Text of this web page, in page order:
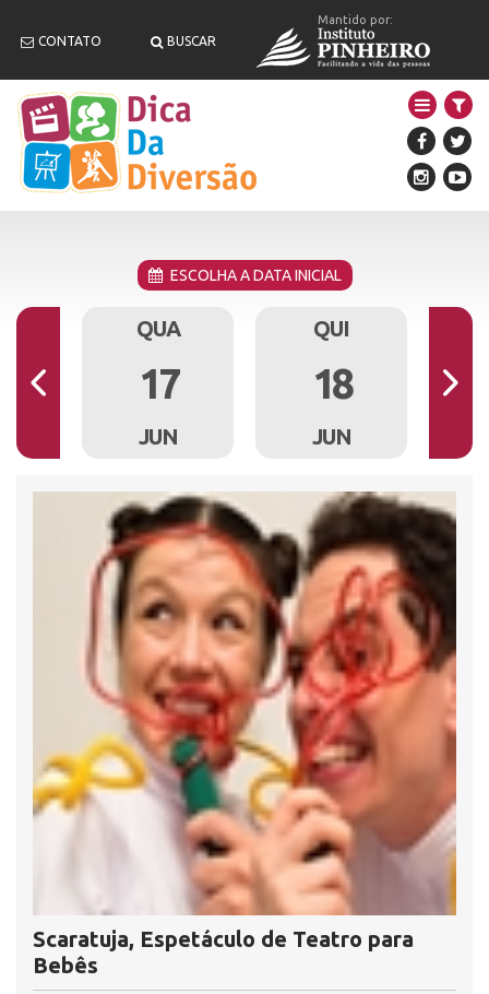
CONTATO BUSCAR
Mantido por:
ESCOLHA A DATA INICIAL
QUA
17
JUN
QUI
18
JUN
Scaratuja, Espetáculo de Teatro para
Bebês